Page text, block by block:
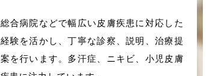
総合病院などで幅広い皮膚疾患に対応した
経験を活かし、丁寧な診察、説明、治療提
案を行います。多汗症、ニキビ、小児皮膚